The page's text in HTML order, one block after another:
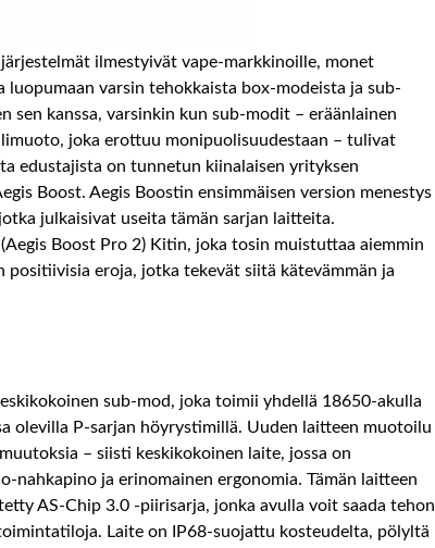
ilmestyivät vape-markkinoille, monet
varsin tehokkaista box-modeista ja sub-
kanssa, varsinkin kun sub-modit – eräänlainen
joka erottuu monipuolisuudestaan – tulivat
edustajista on tunnetun kiinalaisen yrityksen
Boost. Aegis Boostin ensimmäisen version menestys
julkaisivat useita tämän sarjan laitteita.
Boost Pro 2) Kitin, joka tosin muistuttaa aiemmin
eroja, jotka tekevät siitä kätevämmän ja
sub-mod, joka toimii yhdellä 18650-akulla
olevilla P-sarjan höyrystimillä. Uuden laitteen muotoilu
– siisti keskikokoinen laite, jossa on
ja erinomainen ergonomia. Tämän laitteen
AS-Chip 3.0 -piirisarja, jonka avulla voit saada tehon
Laite on IP68-suojattu kosteudelta, pölyltä